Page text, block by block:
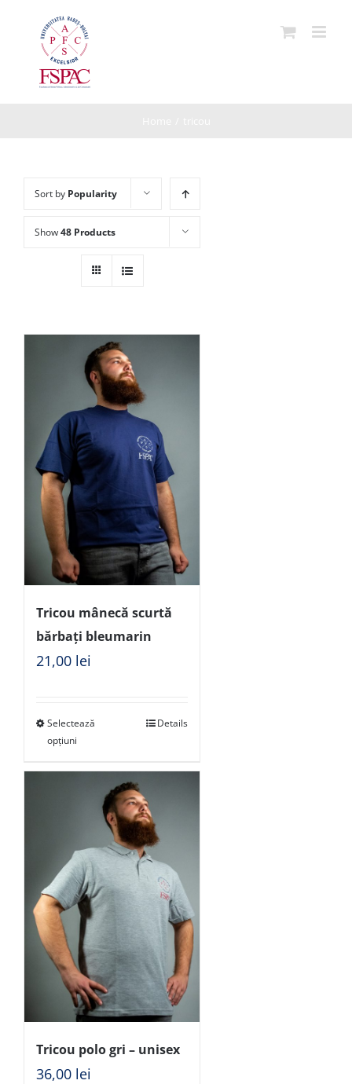
Sort by Popularity
Show48 Products
Tricou mânecă scurtă
bărbați bleumarin
21,00 lei
Selectează
opțiuni
Details
Tricou polo gri – unisex
36,00 lei